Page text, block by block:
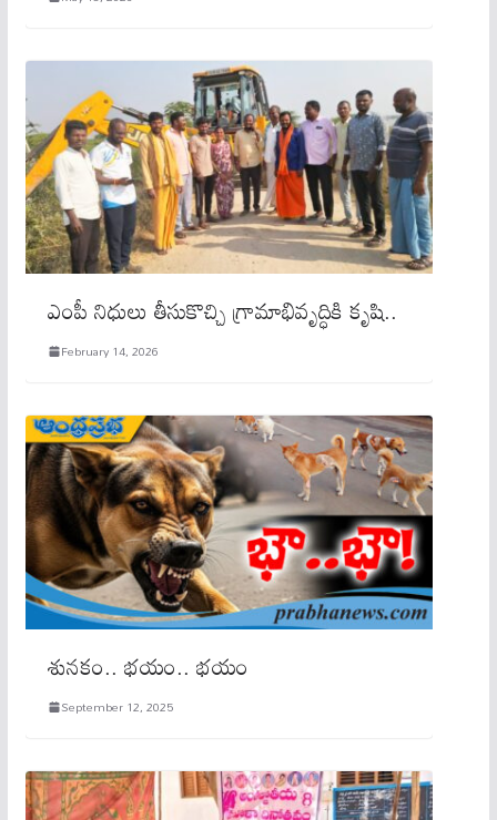
ఎంపీ నిధులు తీసుకొచ్చి గ్రామాభివృద్ధికి కృషి..
February 14, 2026
శున‌కం.. భ‌యం.. భ‌యం
September 12, 2025